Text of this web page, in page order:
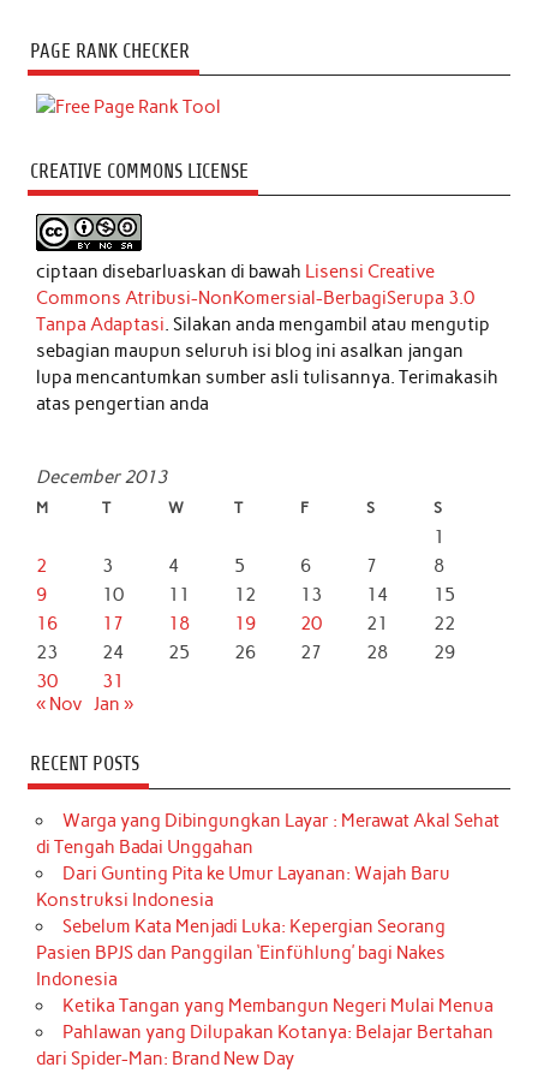
PAGE RANK CHECKER
CREATIVE COMMONS LICENSE
ciptaan disebarluaskan di bawah Lisensi Creative
Commons Atribusi-NonKomersial-BerbagiSerupa 3.0
Tanpa Adaptasi. Silakan anda mengambil atau mengutip
sebagian maupun seluruh isi blog ini asalkan jangan
lupa mencantumkan sumber asli tulisannya. Terimakasih
atas pengertian anda
December 2013
M T W T F S S
1
2
3 4 5 6 7
8
9
10 11 12 13 14
15
16
17 18 19 20 21
22
23
24 25 26 27 28
29
30
31
« Nov Jan »
RECENT POSTS
Warga yang Dibingungkan Layar : Merawat Akal Sehat
di Tengah Badai Unggahan
Dari Gunting Pita ke Umur Layanan: Wajah Baru
Konstruksi Indonesia
Sebelum Kata Menjadi Luka: Kepergian Seorang
Pasien BPJS dan Panggilan ‘Einfühlung’ bagi Nakes
Indonesia
Ketika Tangan yang Membangun Negeri Mulai Menua
Pahlawan yang Dilupakan Kotanya: Belajar Bertahan
dari Spider-Man: Brand New Day